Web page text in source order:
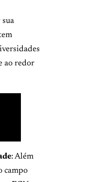
ao redor
: Além
campo